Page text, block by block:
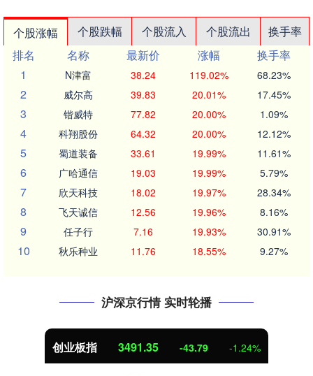
个股涨幅 个股跌幅 个股流入 个股流出
换手率
排名
名称 最新价 涨幅
换手率
1
N津富 38.24 119.02% 68.23%
2 威尔高 39.83 20.01% 17.45%
3 锴威特 77.82 20.00% 1.09%
4 科翔股份 64.32 20.00% 12.12%
5 蜀道装备 33.61 19.99% 11.61%
6 广哈通信 19.03 19.99% 5.79%
7 欣天科技 18.02 19.97% 28.34%
8 飞天诚信 12.56 19.96% 8.16%
9 任子行 7.16 19.93% 30.91%
10 秋乐种业 11.76 18.55% 9.27%
沪深京行情 实时轮播
创业板指 3491.35 -43.79 -1.24%